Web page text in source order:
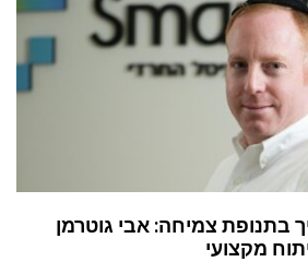
צמיחה: אבי גוטרמן
מקצועי